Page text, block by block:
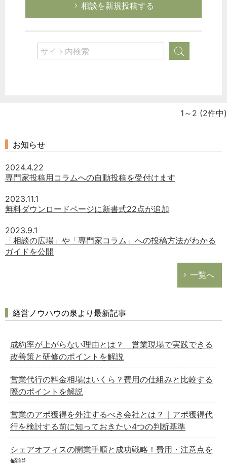
相談を新規投稿する
1～2 (2件中)
お知らせ
2024.4.22
専門家投稿用コラムへの自動投稿を受付けます
2023.11.1
無料ダウンロードページに新書式22点が追加
2023.9.1
「相談の広場」や「専門家コラム」への投稿方法がわかる
ガイドを公開
一覧へ
経営ノウハウの泉より最新記事
成約率が上がらない理由とは？ 営業現場で実践できる
改善策と研修のポイントを解説
営業代行の料金相場はいくら？費用の仕組みと比較する
際のポイントを解説
営業のアポ獲得を外注するべき会社とは？｜アポ獲得代
行を検討する前に知っておきたい4つの判断基準
シェアオフィスの開業手順と成功戦略！費用・注意点を